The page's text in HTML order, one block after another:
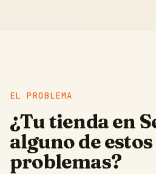
EL PROBLEMA
¿Tutiendaen
alguno de estos
problemas?